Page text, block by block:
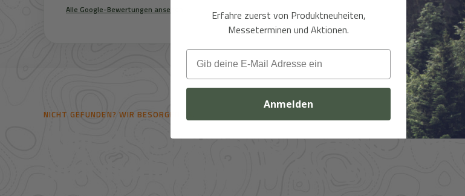
Alle Google-Bewertungen ansehen
NICHT GEFUNDEN? WIR BESORGEN ES.
Mehr als 41.000 Artikel im Zugriff – und
Erfahre zuerst von Produktneuheiten,
Messeterminen und Aktionen.
Email
Anmelden